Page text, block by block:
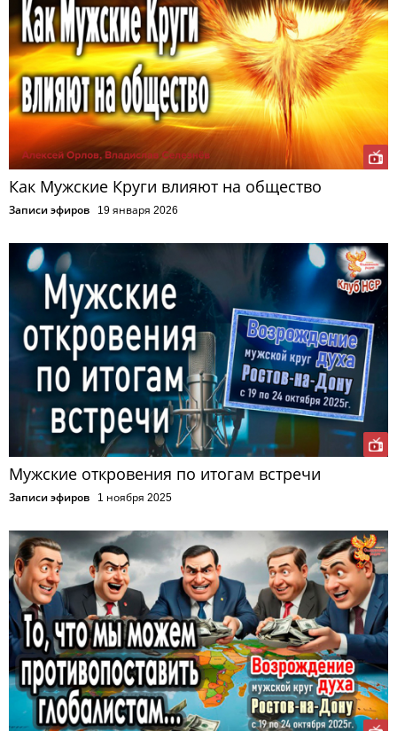
Как Мужские Круги влияют на общество
Записи эфиров 19 января 2026
Мужские откровения по итогам встречи
Записи эфиров 1 ноября 2025